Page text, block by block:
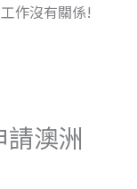
作沒有關係!
澳洲